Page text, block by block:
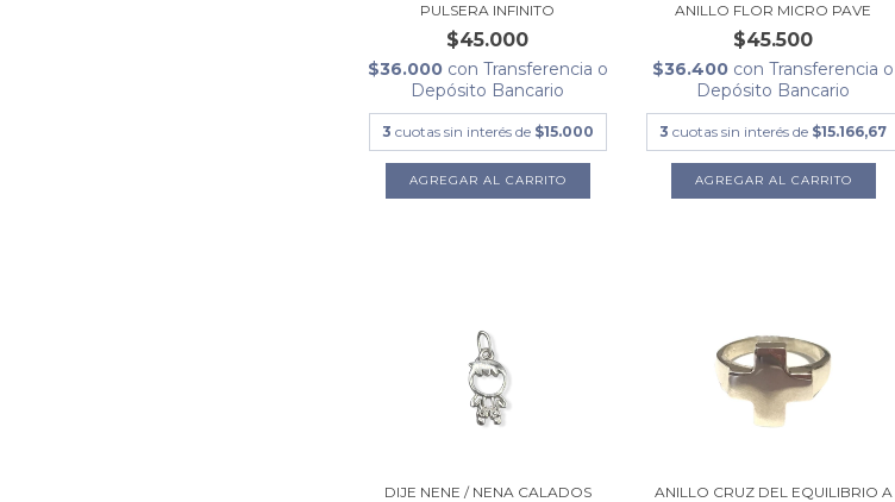
PULSERA INFINITO
$45.000
$36.000 con Transferencia o
Depósito Bancario
3 cuotas sin interés de $15.000
ANILLO FLOR MICRO PAVE
$45.500
$36.400 con Transferencia o
Depósito Bancario
3 cuotas sin interés de $15.166,67
AGREGAR AL CARRITO
DIJE NENE / NENA CALADOS
ANILLO CRUZ DEL EQUILIBRIO A